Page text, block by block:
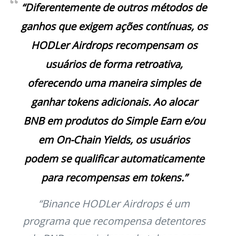
“Diferentemente de outros métodos de
ganhos que exigem ações contínuas, os
HODLer Airdrops recompensam os
usuários de forma retroativa,
oferecendo uma maneira simples de
ganhar tokens adicionais. Ao alocar
BNB em produtos do Simple Earn e/ou
em On-Chain Yields, os usuários
podem se qualificar automaticamente
para recompensas em tokens.”
“Binance HODLer Airdrops é um
programa que recompensa detentores